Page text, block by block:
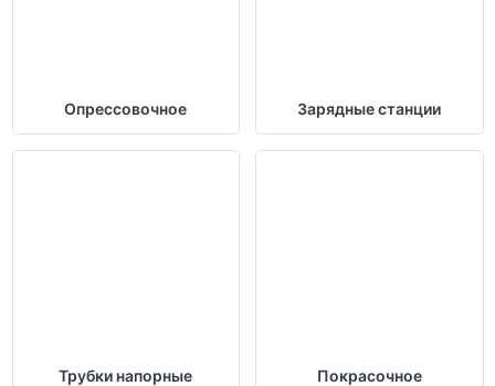
Опрессовочное Зарядные станции
Трубки напорные Покрасочное